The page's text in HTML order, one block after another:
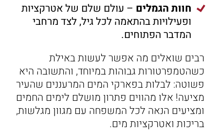
חוות הגמלים – עולם שלם של אטרקציות
ופעילויות בהתאמה לכל גיל, לצד מרחבי
המדבר הפתוחים.
רבים שואלים מה אפשר לעשות באילת
כשהטמפרטורות גבוהות במיוחד, והתשובה היא
פשוטה: לבלות בפארקי המים המרעננים שהעיר
מציעה! אלו מהווים פתרון מושלם לימים החמים
ומציעים הנאה לכל המשפחה עם מגוון מגלשות,
בריכות ואטרקציות מים.